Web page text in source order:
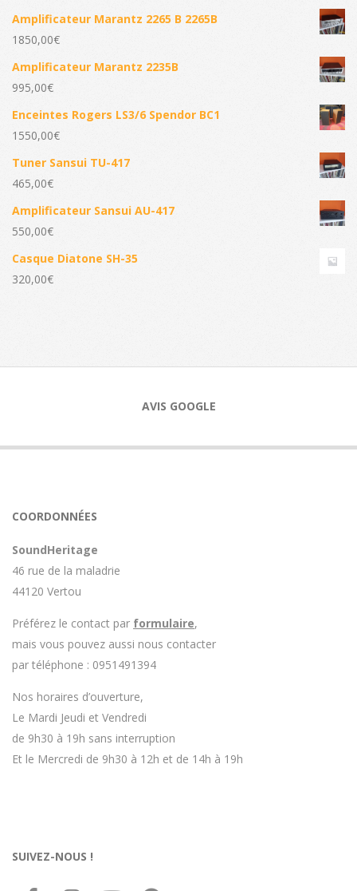
Amplificateur Marantz 2265 B 2265B
1850,00€
Amplificateur Marantz 2235B
995,00€
Enceintes Rogers LS3/6 Spendor BC1
1550,00€
Tuner Sansui TU-417
465,00€
Amplificateur Sansui AU-417
550,00€
Casque Diatone SH-35
320,00€
AVIS GOOGLE
COORDONNÉES
SoundHeritage
46 rue de la maladrie
44120 Vertou
Préférez le contact par formulaire,
mais vous pouvez aussi nous contacter
par téléphone : 0951491394
Nos horaires d’ouverture,
Le Mardi Jeudi et Vendredi
de 9h30 à 19h sans interruption
Et le Mercredi de 9h30 à 12h et de 14h à 19h
SUIVEZ-NOUS !